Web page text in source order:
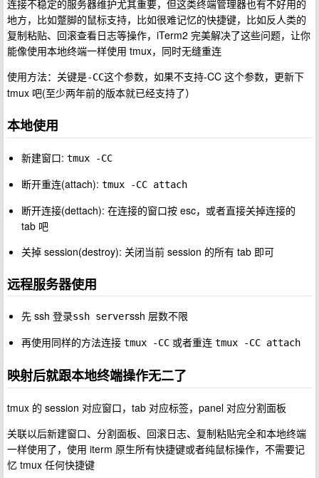
连接不稳定的服务器维护尤其重要，但这类终端管理器也有不好用的
地方，比如蹩脚的鼠标支持，比如很难记忆的快捷键，比如反人类的
复制粘贴、回滚查看日志等操作，iTerm2 完美解决了这些问题，让你
能像使用本地终端一样使用 tmux，同时无缝重连
使用方法：关键是-CC这个参数，如果不支持-CC 这个参数，更新下
tmux 吧(至少两年前的版本就已经支持了）
本地使用
新建窗口: tmux -CC
断开重连(attach): tmux -CC attach
断开连接(dettach): 在连接的窗口按 esc，或者直接关掉连接的
tab 吧
关掉 session(destroy): 关闭当前 session 的所有 tab 即可
远程服务器使用
先 ssh 登录ssh serverssh 层数不限
再使用同样的方法连接 tmux -CC 或者重连 tmux -CC attach
映射后就跟本地终端操作无二了
tmux 的 session 对应窗口，tab 对应标签，panel 对应分割面板
关联以后新建窗口、分割面板、回滚日志、复制粘贴完全和本地终端
一样使用了，使用 iterm 原生所有快捷键或者纯鼠标操作，不需要记
忆 tmux 任何快捷键